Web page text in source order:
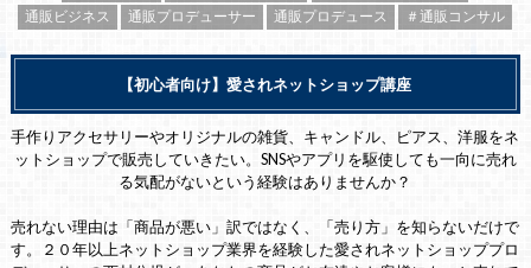
通販ビジネス
通販プロデューサー 通販プロデュース ＃通販コンサル
【初心者向け】愛されネットショップ講座
手作りアクセサリーやオリジナルの雑貨、キャンドル、ピアス、洋服をネ
ットショップで販売していきたい。SNSやアプリを駆使しても一向に売れ
る気配がないという経験はありませんか？
売れない理由は「商品が悪い」訳ではなく、「売り方」を知らないだけで
す。２０年以上ネットショップ業界を経験した愛されネットショッププロ